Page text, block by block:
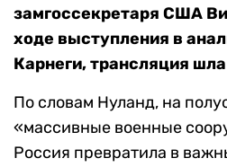
замгоссекретаря США
ходе выступления в
Карнеги, трансляция
По словам Нуланд, на
«массивные военные
Россия превратила в